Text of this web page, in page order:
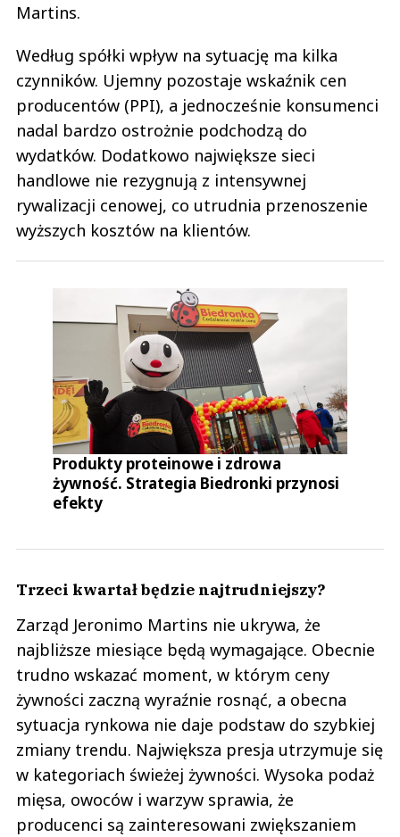
Martins.
Według spółki wpływ na sytuację ma kilka
czynników. Ujemny pozostaje wskaźnik cen
producentów (PPI), a jednocześnie konsumenci
nadal bardzo ostrożnie podchodzą do
wydatków. Dodatkowo największe sieci
handlowe nie rezygnują z intensywnej
rywalizacji cenowej, co utrudnia przenoszenie
wyższych kosztów na klientów.
Produkty proteinowe i zdrowa
żywność. Strategia Biedronki przynosi
efekty
Trzeci kwartał będzie najtrudniejszy?
Zarząd Jeronimo Martins nie ukrywa, że
najbliższe miesiące będą wymagające. Obecnie
trudno wskazać moment, w którym ceny
żywności zaczną wyraźnie rosnąć, a obecna
sytuacja rynkowa nie daje podstaw do szybkiej
zmiany trendu. Największa presja utrzymuje się
w kategoriach świeżej żywności. Wysoka podaż
mięsa, owoców i warzyw sprawia, że
producenci są zainteresowani zwiększaniem